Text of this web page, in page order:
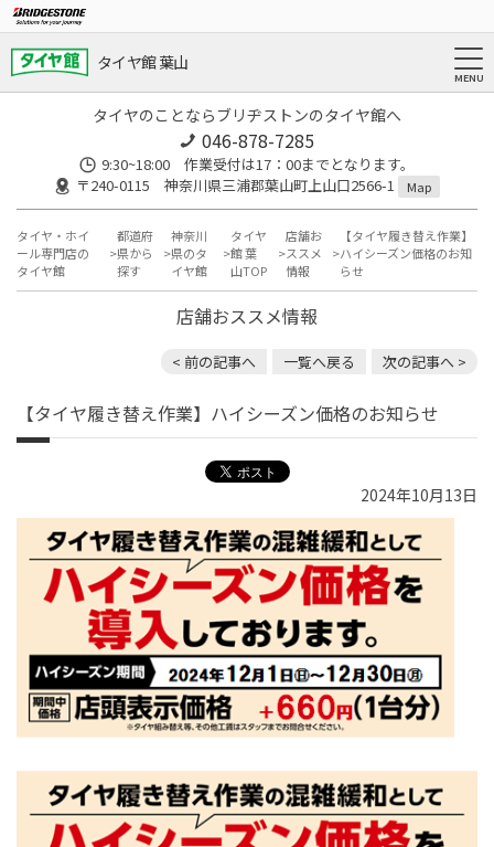
タイヤ館 葉山
タイヤのことならブリヂストンのタイヤ館へ
046-878-7285
9:30~18:00 作業受付は17：00までとなります。
〒240-0115 神奈川県三浦郡葉山町上山口2566-1
Map
タイヤ・ホイ
ール専門店の
タイヤ館
都道府
県から
探す
神奈川
県のタ
イヤ館
タイヤ
館 葉
山TOP
店舗お
ススメ
情報
【タイヤ履き替え作業】
ハイシーズン価格のお知
らせ
店舗おススメ情報
< 前の記事へ 一覧へ戻る 次の記事へ >
【タイヤ履き替え作業】ハイシーズン価格のお知らせ
2024年10月13日